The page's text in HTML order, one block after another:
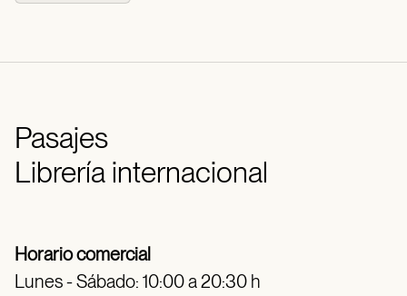
Pasajes
Librería internacional
Horario comercial
Lunes - Sábado: 10:00 a 20:30 h